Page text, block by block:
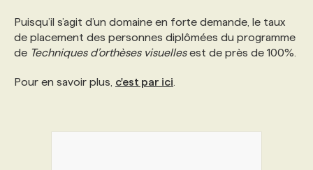
Puisqu’il s’agit d’un domaine en forte demande, le taux
de placement des personnes diplômées du programme
de Techniques d’orthèses visuellesest de près de 100%.
Pour en savoir plus, c'est par ici.